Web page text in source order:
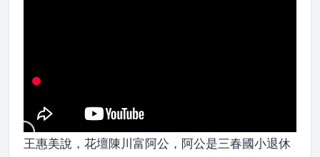
王惠美說，花壇陳川富阿公，阿公是三春國小退休